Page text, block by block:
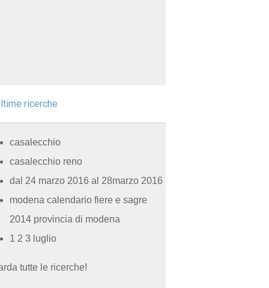
ricerche
casalecchio
casalecchio reno
dal 24 marzo 2016 al 28marzo 2016
modena calendario fiere e sagre
2014 provincia di modena
1 2 3 luglio
tutte le ricerche!